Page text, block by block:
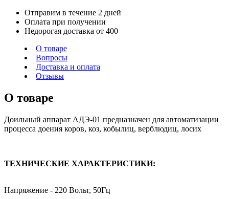
Отправим в течение 2 дней
Оплата при получении
Недорогая доставка от 400
О товаре
Вопросы
Доставка и оплата
Отзывы
О товаре
Доильный аппарат АДЭ-01 предназначен для автоматизации
процесса доения коров, коз, кобылиц, верблюдиц, лосих
ТЕХНИЧЕСКИЕ ХАРАКТЕРИСТИКИ:
Напряжение - 220 Вольт, 50Гц